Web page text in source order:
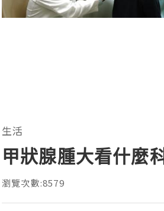
生活
甲狀腺腫大看什麼
瀏覽次數:8579